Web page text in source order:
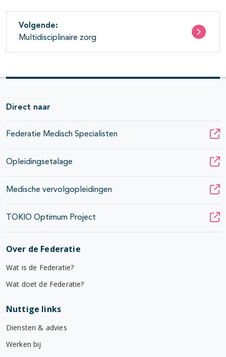
Volgende:
Multidisciplinaire zorg
Direct naar
Federatie Medisch Specialisten
Opleidingsetalage
Medische vervolgopleidingen
TOKIO Optimum Project
Over de Federatie
Wat is de Federatie?
Wat doet de Federatie?
Nuttige links
Diensten & advies
Werken bij